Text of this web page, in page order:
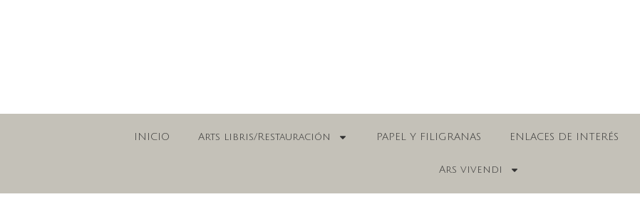
INICIO Arts libris/Restauración PAPEL Y FILIGRANAS ENLACES DE INTERÉS
Ars vivendi